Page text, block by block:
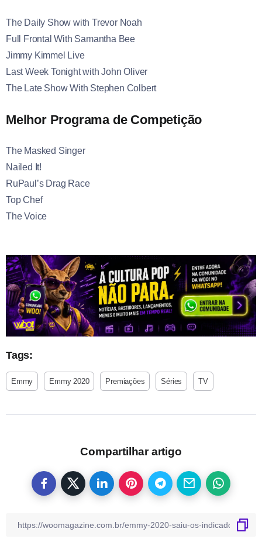
The Daily Show with Trevor Noah
Full Frontal With Samantha Bee
Jimmy Kimmel Live
Last Week Tonight with John Oliver
The Late Show With Stephen Colbert
Melhor Programa de Competição
The Masked Singer
Nailed It!
RuPaul’s Drag Race
Top Chef
The Voice
Tags:
Emmy Emmy 2020 Premiações Séries TV
Compartilhar artigo